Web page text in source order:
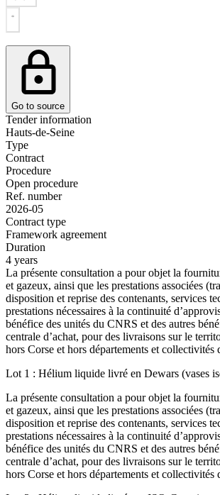
Go to source
Tender information
Hauts-de-Seine
Type
Contract
Procedure
Open procedure
Ref. number
2026-05
Contract type
Framework agreement
Duration
4 years
La présente consultation a pour objet la
et gazeux, ainsi que les prestations associées
disposition et reprise des contenants, services
prestations nécessaires à la continuité
bénéfice des unités du CNRS et des autres
centrale d’achat, pour des livraisons sur le
hors Corse et hors départements et collectivités
Lot 1 : Hélium liquide livré en Dewars (vases
La présente consultation a pour objet la
et gazeux, ainsi que les prestations associées
disposition et reprise des contenants, services
prestations nécessaires à la continuité
bénéfice des unités du CNRS et des autres
centrale d’achat, pour des livraisons sur le
hors Corse et hors départements et collectivités